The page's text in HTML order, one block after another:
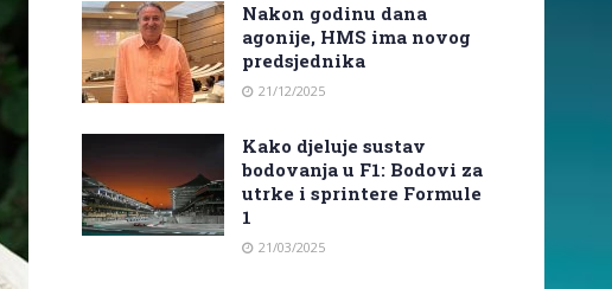
Nakon godinu dana
agonije, HMS ima novog
predsjednika
21/12/2025
Kako djeluje sustav
bodovanja u F1: Bodovi za
utrke i sprintere Formule
1
21/03/2025